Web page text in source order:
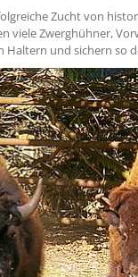
Zucht von
viele Zwerghühner,
Haltern und sichern so